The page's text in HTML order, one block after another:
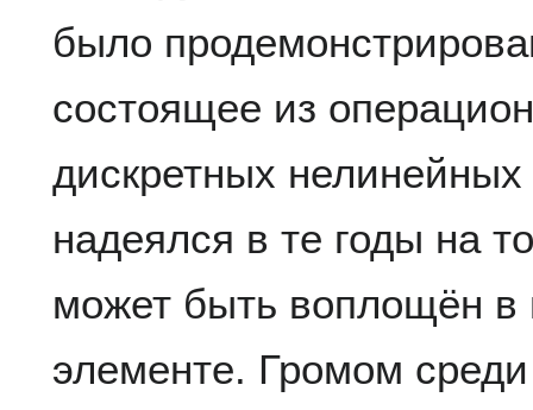
было
состоящее из
дискретных
надеялся в те годы на
может быть воплощён в
элементе. Громом